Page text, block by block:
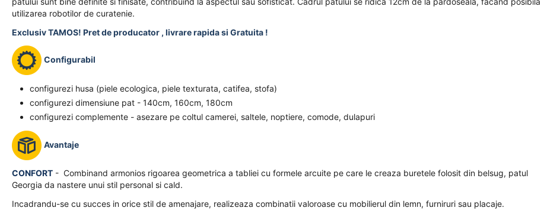
utilizarea robotilor de curatenie.
Exclusiv TAMOS! Pret de producator , livrare rapida si Gratuita !
Configurabil
configurezi husa (piele ecologica, piele texturata, catifea, stofa)
configurezi dimensiune pat - 140cm, 160cm, 180cm
configurezi complemente - asezare pe coltul camerei, saltele, noptiere, comode, dulapuri
Avantaje
CONFORT - Combinand armonios rigoarea geometrica a tabliei cu formele arcuite pe care le creaza buretele folosit din belsug, patul
Georgia da nastere unui stil personal si cald.
Incadrandu-se cu succes in orice stil de amenajare, realizeaza combinatii valoroase cu mobilierul din lemn, furniruri sau placaje.